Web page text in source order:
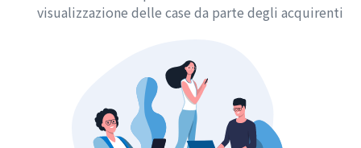
visualizzazione delle case da parte degli acquirenti